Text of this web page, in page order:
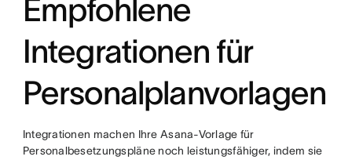
Empfohlene
Integrationen für
Personalplanvorlagen
Integrationen machen Ihre Asana-Vorlage für
Personalbesetzungspläne noch leistungsfähiger, indem sie